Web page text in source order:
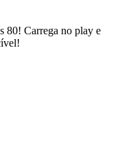
80! Carrega no play e